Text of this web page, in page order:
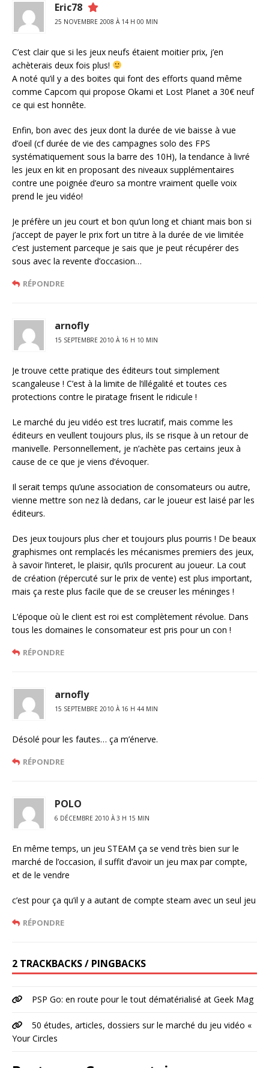
Eric78
25 NOVEMBRE 2008 À 14 H 00 MIN
C’est clair que si les jeux neufs étaient moitier prix, j’en
achèterais deux fois plus!
A noté qu’il y a des boites qui font des efforts quand même
comme Capcom qui propose Okami et Lost Planet a 30€ neuf
ce qui est honnête.
Enfin, bon avec des jeux dont la durée de vie baisse à vue
d’oeil (cf durée de vie des campagnes solo des FPS
systématiquement sous la barre des 10H), la tendance à livré
les jeux en kit en proposant des niveaux supplémentaires
contre une poignée d’euro sa montre vraiment quelle voix
prend le jeu vidéo!
Je préfère un jeu court et bon qu’un long et chiant mais bon si
j’accept de payer le prix fort un titre à la durée de vie limitée
c’est justement parceque je sais que je peut récupérer des
sous avec la revente d’occasion…
RÉPONDRE
arnofly
15 SEPTEMBRE 2010 À 16 H 10 MIN
Je trouve cette pratique des éditeurs tout simplement
scangaleuse ! C’est à la limite de l’illégalité et toutes ces
protections contre le piratage frisent le ridicule !
Le marché du jeu vidéo est tres lucratif, mais comme les
éditeurs en veullent toujours plus, ils se risque à un retour de
manivelle. Personnellement, je n’achète pas certains jeux à
cause de ce que je viens d’évoquer.
Il serait temps qu’une association de consomateurs ou autre,
vienne mettre son nez là dedans, car le joueur est laisé par les
éditeurs.
Des jeux toujours plus cher et toujours plus pourris ! De beaux
graphismes ont remplacés les mécanismes premiers des jeux,
à savoir l’interet, le plaisir, qu’ils procurent au joueur. La cout
de création (répercuté sur le prix de vente) est plus important,
mais ça reste plus facile que de se creuser les méninges !
L’époque où le client est roi est complètement révolue. Dans
tous les domaines le consomateur est pris pour un con !
RÉPONDRE
arnofly
15 SEPTEMBRE 2010 À 16 H 44 MIN
Désolé pour les fautes… ça m’énerve.
RÉPONDRE
POLO
6 DÉCEMBRE 2010 À 3 H 15 MIN
En même temps, un jeu STEAM ça se vend très bien sur le
marché de l’occasion, il suffit d’avoir un jeu max par compte,
et de le vendre
c’est pour ça qu’il y a autant de compte steam avec un seul jeu
RÉPONDRE
2 TRACKBACKS / PINGBACKS
PSP Go: en route pour le tout dématérialisé at Geek Mag
50 études, articles, dossiers sur le marché du jeu vidéo «
Your Circles